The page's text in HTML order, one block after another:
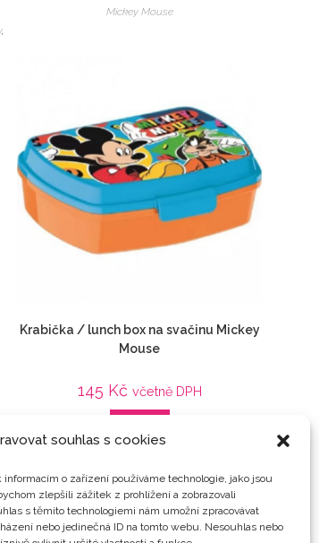
souhlas s cookies
o zařízení používáme technologie, jako jsou
zlepšili zážitek z prohlížení a zobrazovali
s těmito technologiemi nám umožní zpracovávat
nebo jedinečná ID na tomto webu. Nesouhlas nebo
,
Mickey Mouse
Krabička / lunch box na svačinu Mickey
Mouse
145 Kč včetně DPH